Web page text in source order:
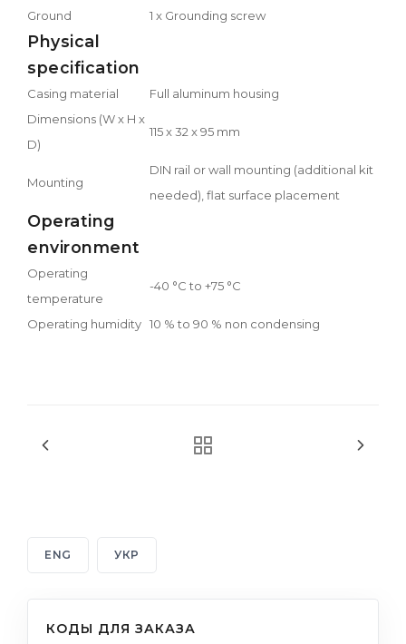
Ground
1 x Grounding screw
Physical
specification
Casing material
Full aluminum housing
Dimensions (W x H x
D)
115 x 32 x 95 mm
Mounting
DIN rail or wall mounting (additional kit
needed), flat surface placement
Operating
environment
Operating
temperature
-40 °C to +75 °C
Operating humidity 10 % to 90 % non condensing
ENG УКР
КОДЫ ДЛЯ ЗАКАЗА